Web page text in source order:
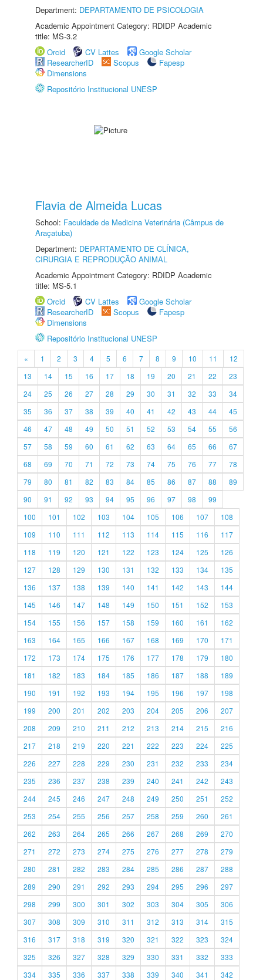
Department: DEPARTAMENTO DE PSICOLOGIA
Academic Appointment Category: RDIDP Academic
title: MS-3.2
Orcid
CV Lattes
Google Scholar
ResearcherID
Scopus
Fapesp
Dimensions
Repositório Institucional UNESP
Flavia de Almeida Lucas
School: Faculdade de Medicina Veterinária (Câmpus de
Araçatuba)
Department: DEPARTAMENTO DE CLÍNICA,
CIRURGIA E REPRODUÇÃO ANIMAL
Academic Appointment Category: RDIDP Academic
title: MS-5.1
Orcid
CV Lattes
Google Scholar
ResearcherID
Scopus
Fapesp
Dimensions
Repositório Institucional UNESP
« 1 2 3 4 5 6 7 8 9 10 11
12
13
14 15 16 17 18 19 20 21 22
23
24
25 26 27 28 29 30 31 32 33
34
35
36 37 38 39 40 41 42 43 44
45
46
47 48 49 50 51 52 53 54 55
56
57
58 59 60 61 62 63 64 65 66
67
68
69 70 71 72 73 74 75 76 77
78
79
80 81 82 83 84 85 86 87 88
89
90
91 92 93 94 95 96 97 98
99
100
101 102 103 104 105 106 107
108
109
110 111 112 113 114 115 116
117
118
119 120 121 122 123 124 125
126
127
128 129 130 131 132 133 134
135
136
137 138 139 140 141 142 143
144
145
146 147 148 149 150 151 152
153
154
155 156 157 158 159 160 161
162
163
164 165 166 167 168 169 170
171
172
173 174 175 176 177 178 179
180
181
182 183 184 185 186 187 188
189
190
191 192 193 194 195 196 197
198
199
200 201 202 203 204 205 206
207
208
209 210 211 212 213 214 215
216
217
218 219 220 221 222 223 224
225
226
227 228 229 230 231 232 233
234
235
236 237 238 239 240 241 242
243
244
245 246 247 248 249 250 251
252
253
254 255 256 257 258 259 260
261
262
263 264 265 266 267 268 269
270
271
272 273 274 275 276 277 278
279
280
281 282 283 284 285 286 287
288
289
290 291 292 293 294 295 296
297
298
299 300 301 302 303 304 305
306
307
308 309 310 311 312 313 314
315
316
317 318 319 320 321 322 323
324
325
326 327 328 329 330 331 332
333
334
335 336 337 338 339 340 341 342